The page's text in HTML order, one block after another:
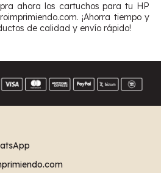
ahora los cartuchos para tu HP
¡Ahorra tiempo y
de calidad y envío rápido!